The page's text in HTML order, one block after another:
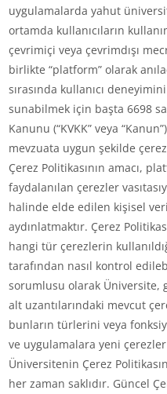
uygulamalarda yahut
ortamda kullanıcıların
çevrimiçi veya çevrimdışı
birlikte “platform” olarak
sırasında kullanıcı
sunabilmek için başta 6698
Kanunu (“KVKK” veya
mevzuata uygun şekilde
Çerez Politikasının amacı,
faydalanılan çerezler
halinde elde edilen kişisel
aydınlatmaktır. Çerez
hangi tür çerezlerin
tarafından nasıl kontrol
sorumlusu olarak Üniversite,
alt uzantılarındaki mevcut
bunların türlerini veya
ve uygulamalara yeni
Üniversitenin Çerez
her zaman saklıdır. Güncel